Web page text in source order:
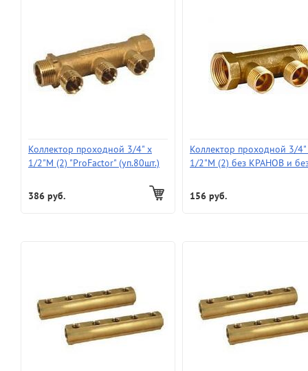
Коллектор проходной 3/4" х
1/2"М (2) "ProFactor" (уп.80шт.)
386 руб.
Коллектор проходной 3/4"
1/2"М (2) без КРАНОВ и
156 руб.